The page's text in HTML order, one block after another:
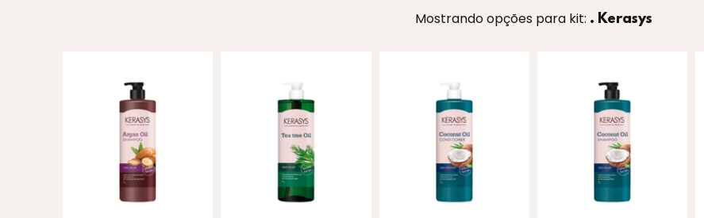
Mostrando opções para kit: . Kerasys